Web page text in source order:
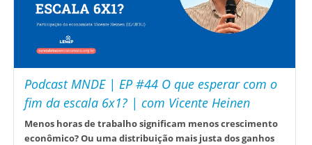
Podcast MNDE | EP #44 O que esperar com o
fim da escala 6x1? | com Vicente Heinen
Menos horas de trabalho significam menos crescimento
econômico? Ou uma distribuição mais justa dos ganhos